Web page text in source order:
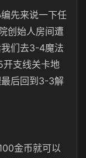
先来说一下任
创始人房间遭
们去3-4魔法
支线关卡地
后回到3-3解
金币就可以